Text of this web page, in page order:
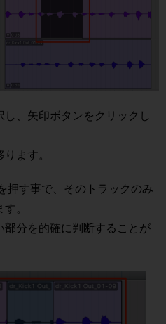
、矢印ボタンをクリックし
ます。
押す事で、そのトラックのみ
。
分を的確に判断することが